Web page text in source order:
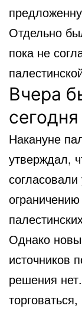
Отдельно
пока не
Вчера
Накануне
утверждал,
Однако
источников
решения